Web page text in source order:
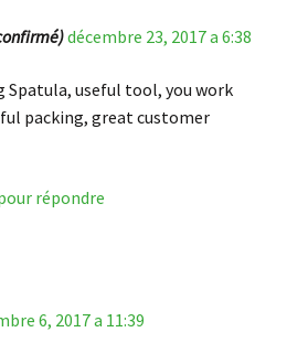
décembre 23, 2017 a 6:38
Spatula, useful tool, you work
packing, great customer
répondre
6, 2017 a 11:39